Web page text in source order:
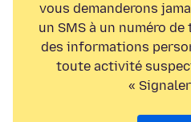
vous demanderons
un SMS à un numéro
des informations
toute activité
«